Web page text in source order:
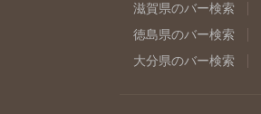
滋賀県のバー検索
徳島県のバー検索
大分県のバー検索